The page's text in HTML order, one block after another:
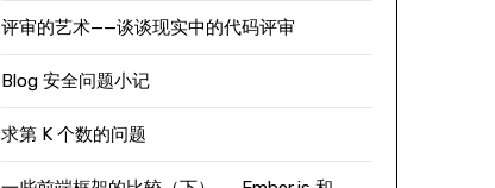
评审的艺术——谈谈现实中的代码评审
Blog 安全问题小记
求第 K 个数的问题